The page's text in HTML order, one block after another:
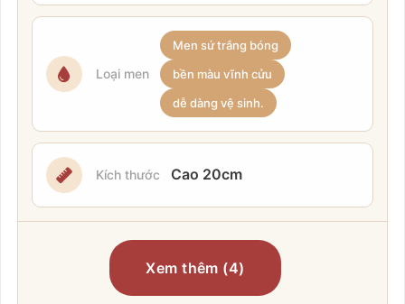
Loại men
Men sứ trắng bóng
bền màu vĩnh cửu
dễ dàng vệ sinh.
Kích thước Cao 20cm
Xem thêm (4)